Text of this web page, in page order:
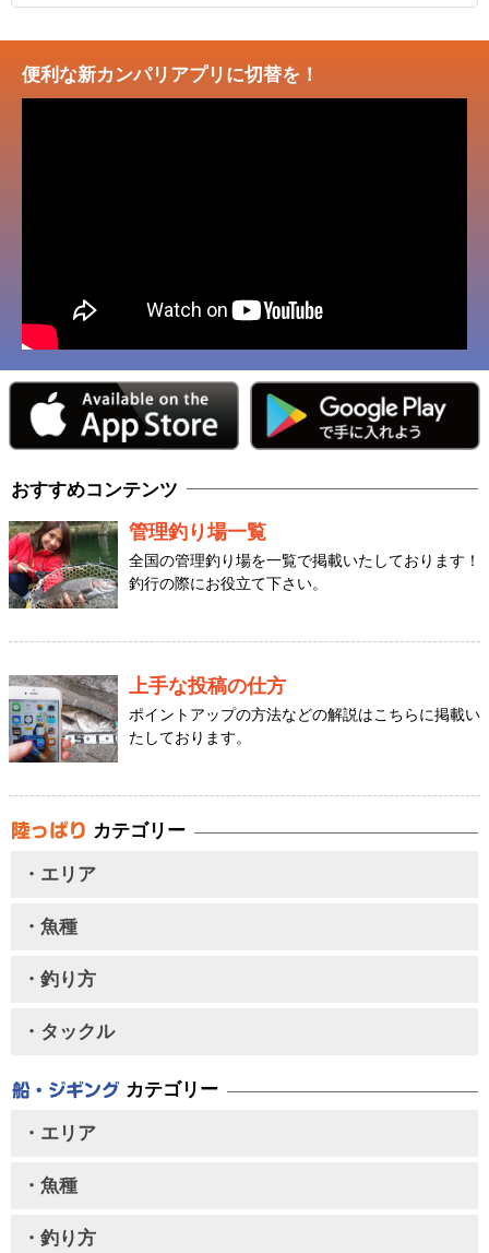
便利な新カンパリアプリに切替を！
おすすめコンテンツ
管理釣り場一覧
全国の管理釣り場を一覧で掲載いたしております！
釣行の際にお役立て下さい。
上手な投稿の仕方
ポイントアップの方法などの解説はこちらに掲載い
たしております。
カテゴリー
・エリア
・魚種
・釣り方
・タックル
カテゴリー
・エリア
・魚種
・釣り方